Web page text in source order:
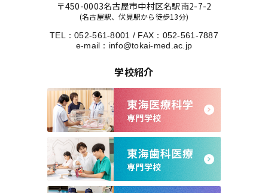
〒450-0003名古屋市中村区名駅南2-7-2
(名古屋駅、伏見駅から徒歩13分)
TEL：052-561-8001 / FAX：052-561-7887
e-mail： info@tokai-med.ac.jp
学校紹介